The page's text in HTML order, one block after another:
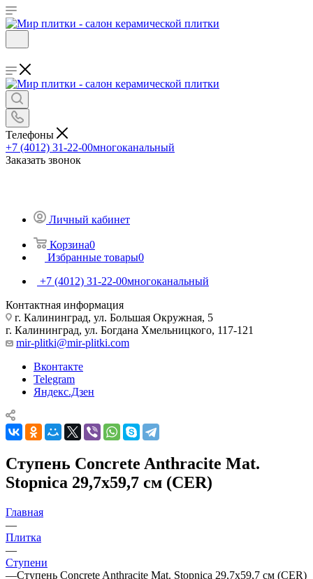
Телефоны
+7 (4012) 31-22-00многоканальный
Заказать звонок
Личный кабинет
Корзина0
Избранные товары0
+7 (4012) 31-22-00многоканальный
Контактная информация
г. Калининград, ул. Большая Окружная, 5
г. Калининград, ул. Богдана Хмельницкого, 117-121
mir-plitki@mir-plitki.com
Вконтакте
Telegram
Яндекс.Дзен
Ступень Concrete Anthracite Mat.
Stopnica 29,7x59,7 см (CER)
Главная
—
Плитка
—
Ступени
—Ступень Concrete Anthracite Mat. Stopnica 29,7x59,7 см (CER)